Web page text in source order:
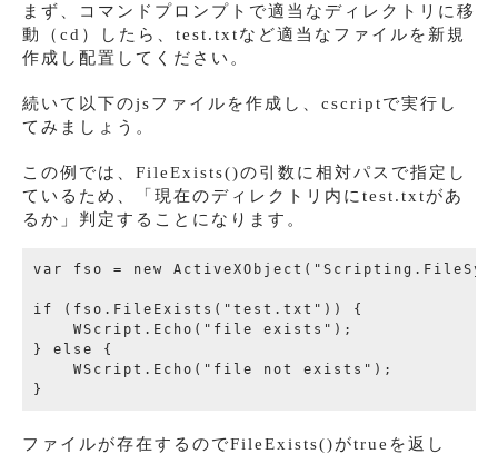
まず、コマンドプロンプトで適当なディレクトリに移
動（cd）したら、test.txtなど適当なファイルを新規
作成し配置してください。
続いて以下のjsファイルを作成し、cscriptで実行し
てみましょう。
この例では、FileExists()の引数に相対パスで指定し
ているため、「現在のディレクトリ内にtest.txtがあ
るか」判定することになります。
var fso = new
if (fso.FileExists("test.txt")) {
    WScript.Echo("file exists");
} else {
    WScript.Echo("file not exists");
ファイルが存在するのでFileExists()がtrueを返し